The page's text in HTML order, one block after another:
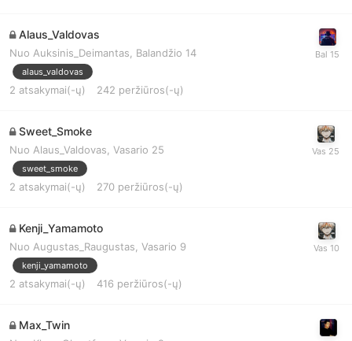
Alaus_Valdovas
Nuo Auksinis_Deimantas Balandžio 14
alaus_valdovas
2 atsakymai(-ų) 242 peržiūros(-ų)
Sweet_Smoke
Nuo Alaus_Valdovas Vasario 25
sweet_smoke
2 atsakymai(-ų) 270 peržiūros(-ų)
Kenji_Yamamoto
Nuo Augustas_Raugustas Vasario 9
kenji_yamamoto
2 atsakymai(-ų) 416 peržiūros(-ų)
Max_Twin